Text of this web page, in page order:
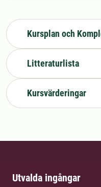
Kursplan och
Litteraturlista
Kursvärderingar
Utvalda ingångar